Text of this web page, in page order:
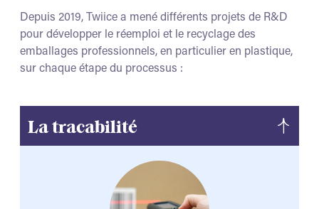
Depuis 2019, Twiice a mené différents projets de R&D
pour développer le réemploi et le recyclage des
emballages professionnels, en particulier en plastique,
sur chaque étape du processus :
La tracabilité